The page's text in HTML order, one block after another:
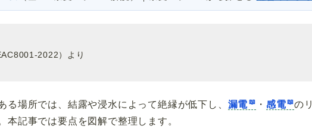
2022）より
る場所では、結露や浸水によって絶縁が低下し、 漏電 ・ 感電 の
本記事では要点を図解で整理します。